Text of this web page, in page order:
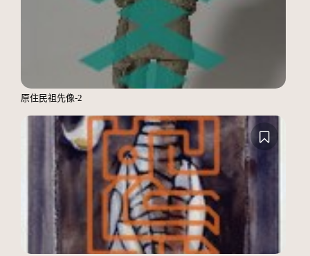
原住民祖先像-2